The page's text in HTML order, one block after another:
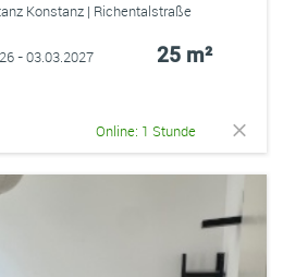
Konstanz | Richentalstraße
- 03.03.2027 25 m²
Online: 1 Stunde